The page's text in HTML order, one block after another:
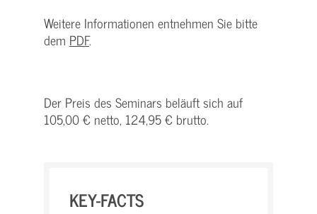
Weitere Informationen entnehmen Sie bitte
dem PDF.
Der Preis des Seminars beläuft sich auf
105,00 € netto, 124,95 € brutto.
KEY-FACTS